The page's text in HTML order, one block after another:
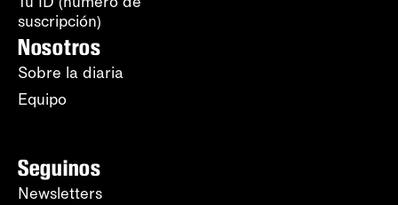
suscripción)
Nosotros
Sobre la diaria
Equipo
Seguinos
Newsletters